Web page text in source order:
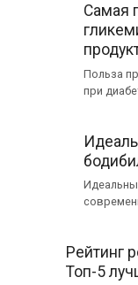
Самая
Польза
при
Рейтинг
Топ-5